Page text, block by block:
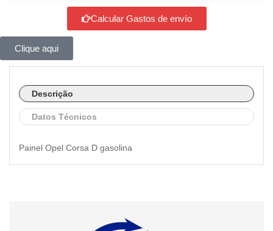
Calcular Gastos de envío
Clique aqui
Descrição
Datos Técnicos
Painel Opel Corsa D gasolina